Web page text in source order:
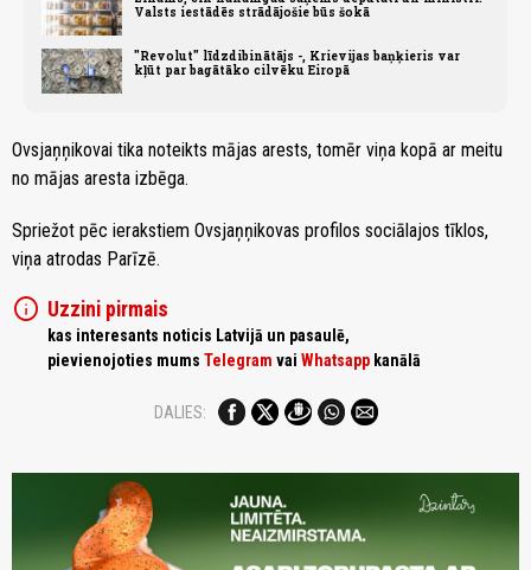
Valsts iestādēs strādājošie būs šokā
"Revolut" līdzdibinātājs -, Krievijas baņķieris var
kļūt par bagātāko cilvēku Eiropā
Ovsjaņņikovai tika noteikts mājas arests, tomēr viņa kopā ar meitu
no mājas aresta izbēga.
Spriežot pēc ierakstiem Ovsjaņņikovas profilos sociālajos tīklos,
viņa atrodas Parīzē.
info Uzzini pirmais
kas interesants noticis Latvijā un pasaulē,
pievienojoties mums Telegram vai Whatsapp kanālā
DALIES: